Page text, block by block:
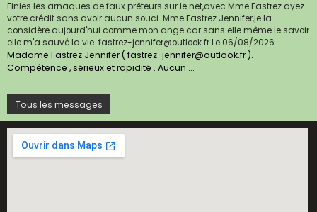
Finies les arnaques de faux prêteurs sur le net,avec Mme Fastrez ayez
votre crédit sans avoir aucun souci. Mme Fastrez Jennifer,je la
considère aujourd'hui comme mon ange car sans elle même le savoir
elle m'a sauvé la vie. fastrez-jennifer@outlook.frLe 06/08/2026
Madame Fastrez Jennifer ( fastrez-jennifer@outlook.fr ).
Compétence , sérieux et rapidité . Aucun ...
Tous les messages